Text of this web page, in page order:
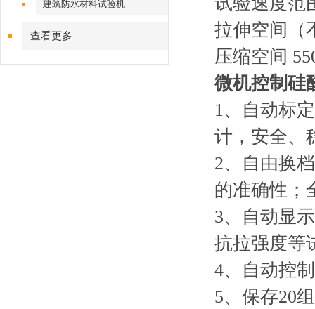
建筑防水材料试验机
查看更多
拉伸空间（
压缩空间
微机控制 硅
1、自动标
计，安全、
2、自由换
的准确性；
3、自动显
抗拉强度等
4、自动控
5、保存20